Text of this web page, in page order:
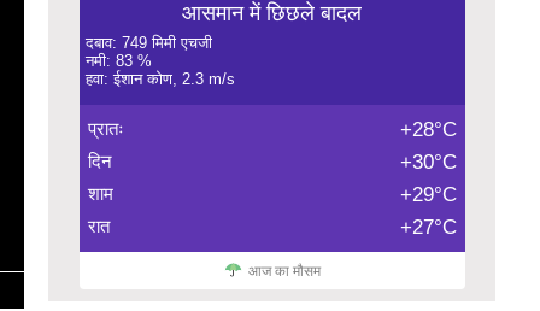
आसमान में छिछले बादल
दबाव: 749 मिमी एचजी
नमी: 83 %
हवा: ईशान कोण, 2.3 m/s
प्रातः +28°C
दिन +30°C
शाम +29°C
रात +27°C
आज का मौसम